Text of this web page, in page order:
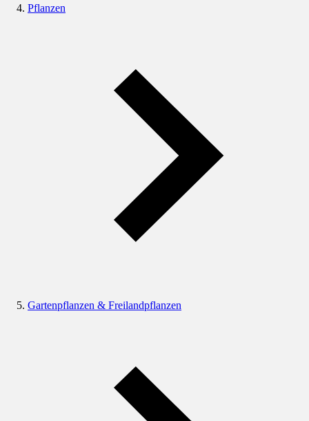
Pflanzen
Gartenpflanzen & Freilandpflanzen